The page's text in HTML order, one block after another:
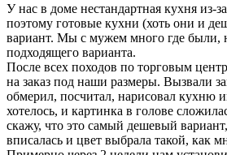
У нас в доме нестандартная кухня из-
поэтому готовые кухни (хоть они и
вариант. Мы с мужем много где были,
подходящего варианта.
После всех походов по торговым
на заказ под наши размеры. Вызвали
обмерил, посчитал, нарисовал кухню
хотелось, и картинка в голове
скажу, что это самый дешевый
вписалась и цвет выбрала такой, как